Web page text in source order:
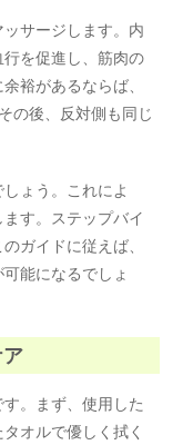
サージします。内
を促進し、筋肉の
裕があるならば、
の後、反対側も同じ
ょう。これによ
す。ステップバイ
ガイドに従えば、
能になるでしょ
。まず、使用した
オルで優しく拭く